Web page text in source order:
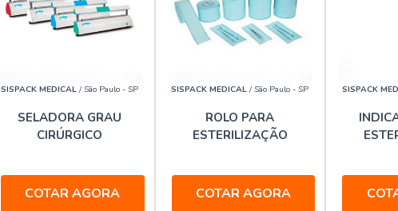
SISPACK MEDICAL/ São Paulo - SP
SELADORA GRAU
CIRÚRGICO
COTAR AGORA
SISPACK MEDICAL / São Paulo - SP
ROLO PARA
ESTERILIZAÇÃO
COTAR AGORA
SISPACK